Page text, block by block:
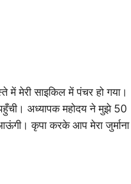
मेरी साइकिल में पंचर हो गया।
अध्यापक महोदय ने मुझे 50
कृपा करके आप मेरा जुर्माना